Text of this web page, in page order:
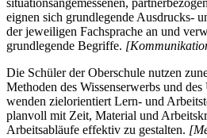
situationsangemessenen,
eignen sich grundlegende Ausdrucks-
der jeweiligen Fachsprache an und
grundlegende Begriffe.
Die Schüler der Oberschule nutzen
Methoden des Wissenserwerbs und
wenden zielorientiert Lern- und
planvoll mit Zeit, Material und
Arbeitsabläufe effektiv zu gestalten.